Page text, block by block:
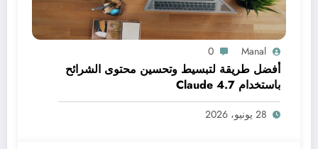
Manal
0
أفضل طريقة لتبسيط وتحسين محتوى الشرائح
باستخدام Claude 4.7
28 يونيو، 2026